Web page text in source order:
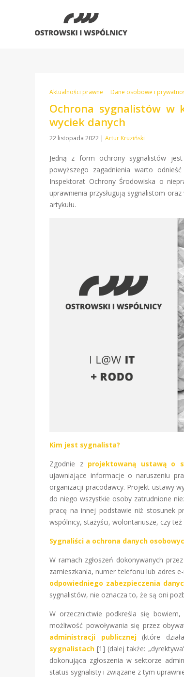
Aktualności prawne Dane osobowe i
Ochrona sygnalistów w
wyciek danych
22 listopada 2022 | Artur Kruziński
Jedną z form ochrony sygnalistów
powyższego zagadnienia warto
Inspektorat Ochrony Środowiska o
uprawnienia przysługują sygnalistom
artykułu.
Kim jest sygnalista?
Zgodnie z projektowaną ustawą o
ujawniające informacje o naruszeniu
organizacji pracodawcy. Projekt ustawy
do niego wszystkie osoby zatrudnione
pracę na innej podstawie niż stosunek
wspólnicy, stażyści, wolontariusze, czy też
Sygnaliści a ochrona danych
W ramach zgłoszeń dokonywanych
zamieszkania, numer telefonu lub adres
odpowiedniego zabezpieczenia
sygnalistów, nie oznacza to, że są oni
W orzecznictwie podkreśla się
możliwość powoływania się przez
administracji publicznej(które
sygnalistach [1] (dalej także:
dokonująca zgłoszenia w sektorze
status sygnalisty i związane z tym